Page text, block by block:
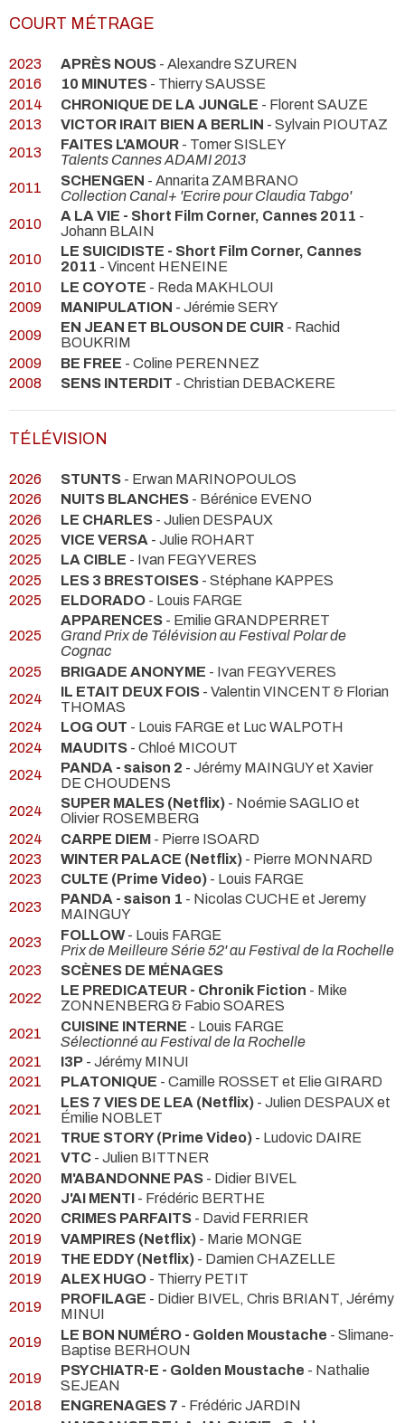
COURT MÉTRAGE
2023 APRÈS NOUS - Alexandre SZUREN
2016
10 MINUTES - Thierry SAUSSE
2014
CHRONIQUE DE LA JUNGLE - Florent SAUZE
2013
VICTOR IRAIT BIEN A BERLIN - Sylvain PIOUTAZ
2013
FAITES L'AMOUR - Tomer SISLEY
Talents Cannes ADAMI 2013
2011
SCHENGEN - Annarita ZAMBRANO
Collection Canal+ 'Ecrire pour Claudia Tabgo'
2010
A LA VIE - Short Film Corner, Cannes 2011 -
Johann BLAIN
2010
LE SUICIDISTE - Short Film Corner, Cannes
2011 - Vincent HENEINE
2010
LE COYOTE - Reda MAKHLOUI
2009
MANIPULATION - Jérémie SERY
2009
EN JEAN ET BLOUSON DE CUIR - Rachid
BOUKRIM
2009
BE FREE - Coline PERENNEZ
2008
SENS INTERDIT - Christian DEBACKERE
TÉLÉVISION
2026 STUNTS - Erwan MARINOPOULOS
2026
NUITS BLANCHES - Bérénice EVENO
2026
LE CHARLES - Julien DESPAUX
2025
VICE VERSA - Julie ROHART
2025
LA CIBLE - Ivan FEGYVERES
2025
LES 3 BRESTOISES - Stéphane KAPPES
2025
ELDORADO - Louis FARGE
2025
APPARENCES - Emilie GRANDPERRET
Grand Prix de Télévision au Festival Polar de
Cognac
2025
BRIGADE ANONYME - Ivan FEGYVERES
2024
IL ETAIT DEUX FOIS - Valentin VINCENT & Florian
THOMAS
2024
LOG OUT - Louis FARGE et Luc WALPOTH
2024
MAUDITS - Chloé MICOUT
2024
PANDA - saison 2 - Jérémy MAINGUY et Xavier
DE CHOUDENS
2024
SUPER MALES (Netflix) - Noémie SAGLIO et
Olivier ROSEMBERG
2024
CARPE DIEM - Pierre ISOARD
2023
WINTER PALACE (Netflix) - Pierre MONNARD
2023
CULTE (Prime Video) - Louis FARGE
2023
PANDA - saison 1 - Nicolas CUCHE et Jeremy
MAINGUY
2023
FOLLOW- Louis FARGE
Prix de Meilleure Série 52' au Festival de la Rochelle
2023
SCÈNES DE MÉNAGES
2022
LE PREDICATEUR - Chronik Fiction - Mike
ZONNENBERG & Fabio SOARES
2021
CUISINE INTERNE - Louis FARGE
Sélectionné au Festival de la Rochelle
2021
I3P - Jérémy MINUI
2021
PLATONIQUE - Camille ROSSET et Elie GIRARD
2021
LES 7 VIES DE LEA (Netflix) - Julien DESPAUX et
Émilie NOBLET
2021
TRUE STORY (Prime Video) - Ludovic DAIRE
2021
VTC - Julien BITTNER
2020
M'ABANDONNE PAS - Didier BIVEL
2020
J'AI MENTI - Frédéric BERTHE
2020
CRIMES PARFAITS - David FERRIER
2019
VAMPIRES (Netflix) - Marie MONGE
2019
THE EDDY (Netflix) - Damien CHAZELLE
2019
ALEX HUGO - Thierry PETIT
2019
PROFILAGE - Didier BIVEL, Chris BRIANT, Jérémy
MINUI
2019
LE BON NUMÉRO - Golden Moustache - Slimane-
Baptise BERHOUN
2019
PSYCHIATR-E - Golden Moustache - Nathalie
SEJEAN
2018
ENGRENAGES 7 - Frédéric JARDIN